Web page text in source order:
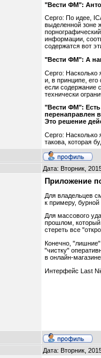
"Вести ФМ":
Серго: По идее,
выделенной зоне
информации,
содержатся вот
"Вести ФМ": А
Серго: Насколько
и, в принципе,
если содержание
технически
"Вести ФМ":
перенаправлен
Это решение
Серго: Насколько
такова, которая
Дата: Вторник,
Приложение
Для владельцев
к примеру,
Для массового
прошлом, который
стереть все
Конечно, "лишние"
"чистку"
в онлайн-
Интерфейс Last
Дата: Вторник,